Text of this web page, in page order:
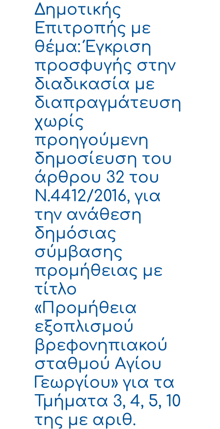
Δημοτικής
Επιτροπής με
θέμα: Έγκριση
προσφυγής στην
διαδικασία με
διαπραγμάτευση
χωρίς
προηγούμενη
δημοσίευση του
άρθρου 32 του
Ν.4412/2016, για
την ανάθεση
δημόσιας
σύμβασης
προμήθειας με
τίτλο
«Προμήθεια
εξοπλισμού
βρεφονηπιακού
σταθμού Αγίου
Γεωργίου» για τα
Τμήματα 3, 4, 5, 10
της με αριθ.